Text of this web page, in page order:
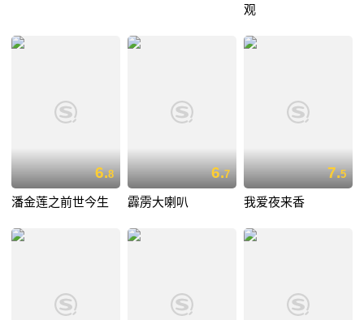
观
6.8
潘金莲之前世今生
6.7
霹雳大喇叭
7.5
我爱夜来香